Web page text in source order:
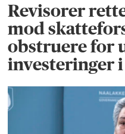
Revisorer
mod
obstruere for
investeringer